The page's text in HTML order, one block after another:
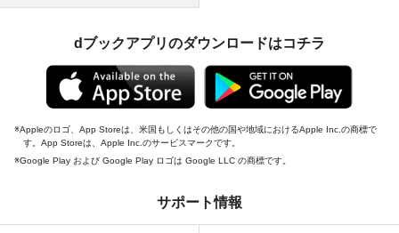
dブックアプリのダウンロードはコチラ
Appleのロゴ、App Storeは、米国もしくはその他の国や地域におけるApple Inc.の商標で
す。App Storeは、Apple Inc.のサービスマークです。
Google Play および Google Play ロゴは Google LLC の商標です。
サポート情報